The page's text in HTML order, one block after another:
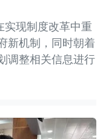
实现制度改革中重
新机制，同时朝着
调整相关信息进行